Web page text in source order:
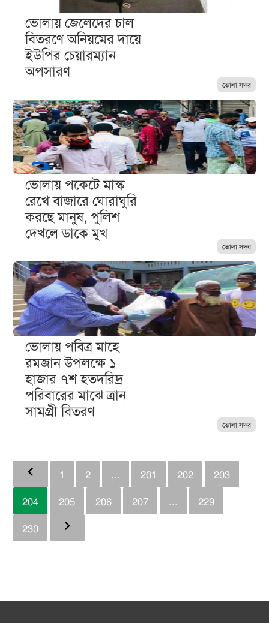
ভোলা সদর
ভোলায় জেলেদের চাল
বিতরণে অনিয়মের দায়ে
ইউপির চেয়ারম্যান
অপসারণ
ভোলা সদর
ভোলায় পকেটে মাস্ক
রেখে বাজারে ঘোরাঘুরি
করছে মানুষ, পুলিশ
দেখলে ডাকে মুখ
ভোলা সদর
ভোলায় পবিত্র মাহে
রমজান উপলক্ষে ১
হাজার ৭শ হতদরিদ্র
পরিবারের মাঝে ত্রান
সামগ্রী বিতরণ
chevron_left 1 2 ... 201 202 203
204 205 206 207 ... 229
230 chevron_right